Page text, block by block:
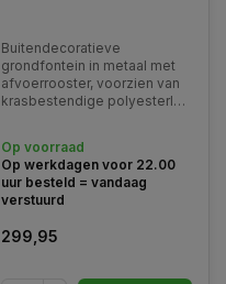
Buitendecoratieve
grondfontein in metaal met
afvoerrooster, voorzien van
krasbestendige polyesterlak,
aluminium pot met
ondersteuning en
slanghouder.
Op voorraad
Op werkdagen voor 22.00
uur besteld = vandaag
verstuurd
299,95